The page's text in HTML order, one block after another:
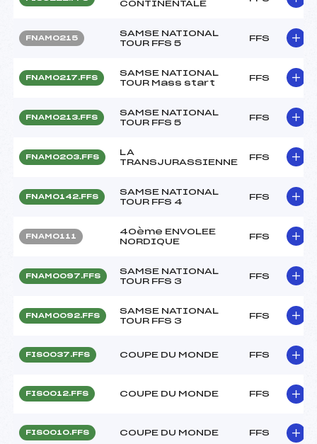
CONTINENTALE
FNAM0215
SAMSE NATIONAL
TOUR FFS 5
FFS
FNAM0217.FFS
SAMSE NATIONAL
TOUR Mass start
FFS
FNAM0213.FFS
SAMSE NATIONAL
TOUR FFS 5
FFS
FNAM0203.FFS
LA
TRANSJURASSIENNE
FFS
FNAM0142.FFS
SAMSE NATIONAL
TOUR FFS 4
FFS
FNAM0111
40ème ENVOLEE
NORDIQUE
FFS
FNAM0097.FFS
SAMSE NATIONAL
TOUR FFS 3
FFS
FNAM0092.FFS
SAMSE NATIONAL
TOUR FFS 3
FFS
FIS0037.FFS COUPE DU MONDE FFS
FIS0012.FFS COUPE DU MONDE FFS
FIS0010.FFS COUPE DU MONDE FFS